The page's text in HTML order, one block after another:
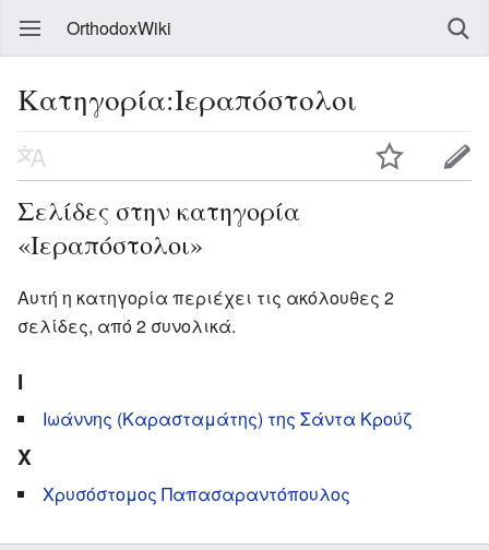
OrthodoxWiki
Κατηγορία:Ιεραπόστολοι
Σελίδες στην κατηγορία
«Ιεραπόστολοι»
Αυτή η κατηγορία περιέχει τις ακόλουθες 2
σελίδες, από 2 συνολικά.
Ι
Ιωάννης (Καρασταμάτης) της Σάντα Κρούζ
Χ
Χρυσόστομος Παπασαραντόπουλος